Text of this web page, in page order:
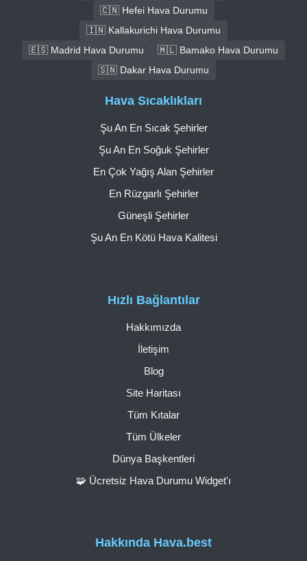
🇨🇳 Hefei Hava Durumu
🇮🇳 Kallakurichi Hava Durumu
🇪🇸 Madrid Hava Durumu
🇲🇱 Bamako Hava Durumu
🇸🇳 Dakar Hava Durumu
Hakkında Hava.best
Hızlı Bağlantılar
Hakkımızda
İletişim
Blog
Site Haritası
Tüm Kıtalar
Tüm Ülkeler
Dünya Başkentleri
🧩 Ücretsiz Hava Durumu Widget'ı
Hava Sıcaklıkları
Şu An En Sıcak Şehirler
Şu An En Soğuk Şehirler
En Çok Yağış Alan Şehirler
En Rüzgarlı Şehirler
Güneşli Şehirler
Şu An En Kötü Hava Kalitesi